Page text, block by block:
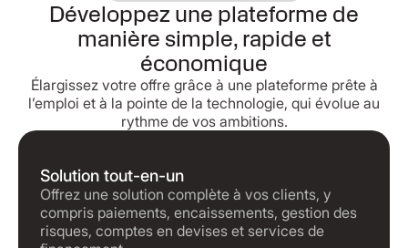
Développez une plateforme de
manière simple, rapide et
économique
Élargissez votre offre grâce à une plateforme prête à
l’emploi et à la pointe de la technologie, qui évolue au
rythme de vos ambitions.
Solution tout-en-un
Offrez une solution complète à vos clients, y
compris paiements, encaissements, gestion des
risques, comptes en devises et services de